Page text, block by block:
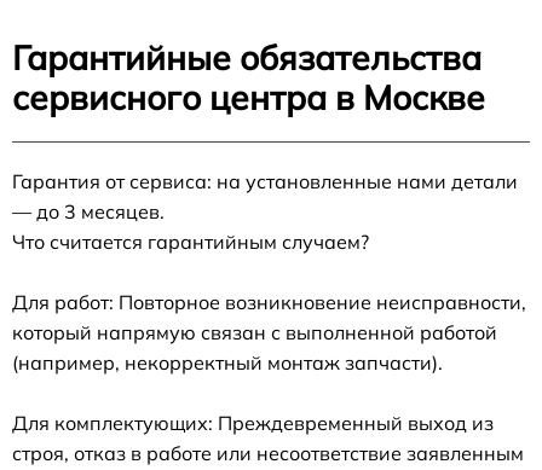
Гарантийные обязательства
сервисного центра в Москве
Гарантия от сервиса: на установленные нами детали
— до 3 месяцев.
Что считается гарантийным случаем?
Для работ: Повторное возникновение неисправности,
который напрямую связан с выполненной работой
(например, некорректный монтаж запчасти).
Для комплектующих: Преждевременный выход из
строя, отказ в работе или несоответствие заявленным